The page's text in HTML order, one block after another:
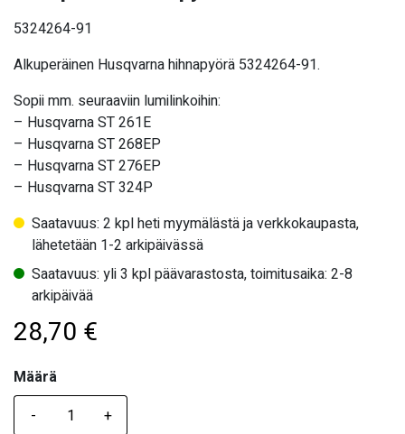
5324264-91
Alkuperäinen Husqvarna hihnapyörä 5324264-91.
Sopii mm. seuraaviin lumilinkoihin:
– Husqvarna ST 261E
– Husqvarna ST 268EP
– Husqvarna ST 276EP
– Husqvarna ST 324P
Saatavuus: 2 kpl heti myymälästä ja verkkokaupasta,
lähetetään 1-2 arkipäivässä
Saatavuus: yli 3 kpl päävarastosta, toimitusaika: 2-8
arkipäivää
28,70 €
Määrä
Määrä